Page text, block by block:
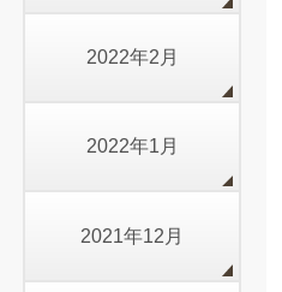
2022年2月
2022年1月
2021年12月